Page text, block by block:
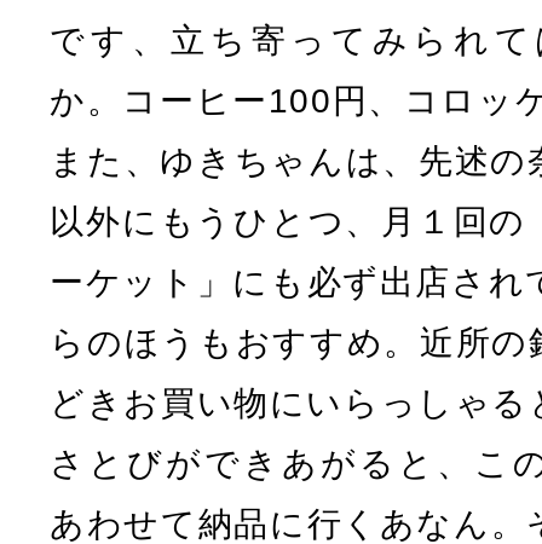
です、立ち寄ってみられ
か。コーヒー100円、コロッ
また、ゆきちゃんは、先述
以外にもうひとつ、月１回
ーケット」にも必ず出店さ
らのほうもおすすめ。近所
どきお買い物にいらっしゃる
さとびができあがると、こ
あわせて納品に行くあなん